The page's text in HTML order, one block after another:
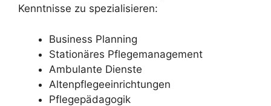
Kenntnisse zu spezialisieren:
Business Planning
Stationäres Pflegemanagement
Ambulante Dienste
Altenpflegeeinrichtungen
Pflegepädagogik